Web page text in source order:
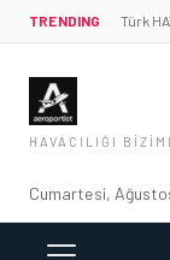
TRENDING
HAVACILIĞI
Cumartesi,